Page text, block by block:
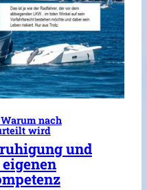
nach
wird
und